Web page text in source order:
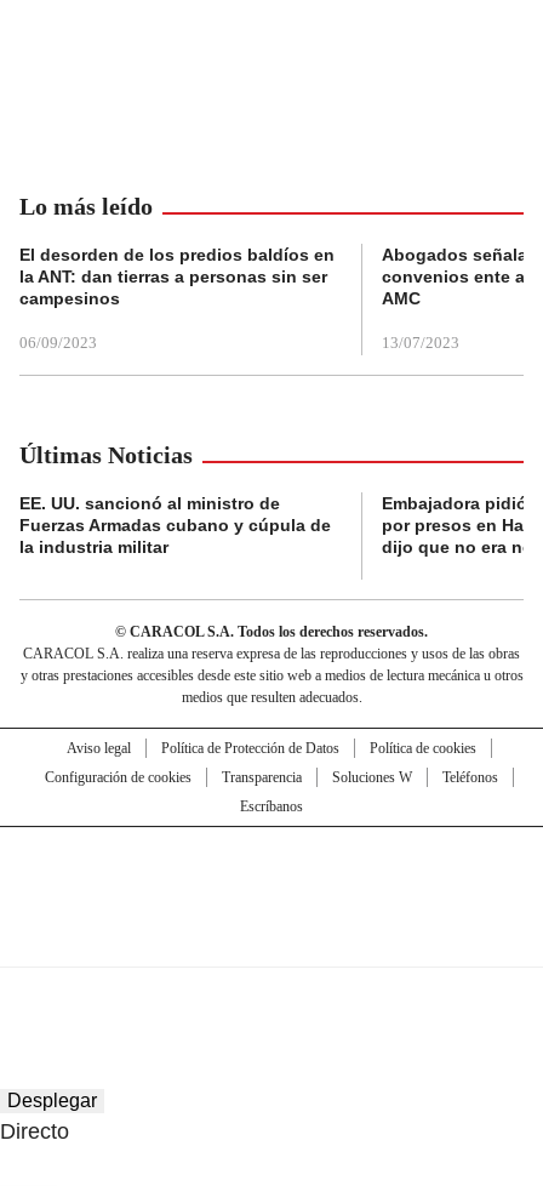
Lo más leído
El desorden de los predios baldíos en
la ANT: dan tierras a personas sin ser
campesinos
06/09/2023
Abogados
convenios ente
AMC
13/07/2023
Últimas Noticias
EE. UU. sancionó al ministro de
Fuerzas Armadas cubano y cúpula de
la industria militar
Embajadora pidió
por presos en
dijo que no era
© CARACOL S.A. Todos los derechos reservados.
CARACOL S.A. realiza una reserva expresa de las reproducciones y usos de las obras
y otras prestaciones accesibles desde este sitio web a medios de lectura mecánica u otros
medios que resulten adecuados.
Aviso legal Política de Protección de Datos
Política de cookies
Configuración de cookies
Transparencia Soluciones W
Teléfonos
Escríbanos
Desplegar
Directo